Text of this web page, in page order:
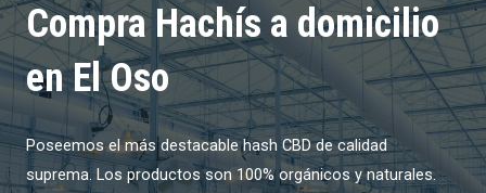
Compra Hachís a domicilio
en El Oso
Poseemos el más destacable hash CBD de calidad
suprema. Los productos son 100% orgánicos y naturales.